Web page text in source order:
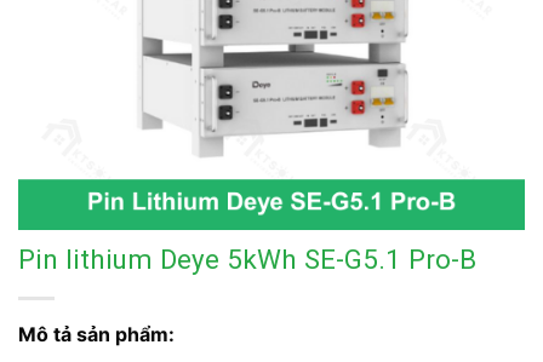
Pin lithium Deye 5kWh SE-G5.1 Pro-B
Mô tả sản phẩm: